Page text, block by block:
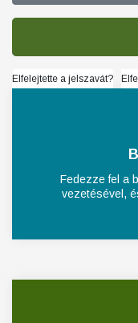
Elfelejtette a jelszavát?
Fedezze fel a
vezetésével,